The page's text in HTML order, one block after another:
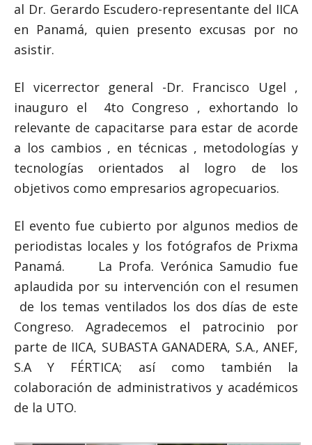
al Dr. Gerardo Escudero-representante del IICA
en Panamá, quien presento excusas por no
asistir.
El vicerrector general -Dr. Francisco Ugel ,
inauguro el 4to Congreso , exhortando lo
relevante de capacitarse para estar de acorde
a los cambios , en técnicas , metodologías y
tecnologías orientados al logro de los
objetivos como empresarios agropecuarios.
El evento fue cubierto por algunos medios de
periodistas locales y los fotógrafos de Prixma
Panamá. La Profa. Verónica Samudio fue
aplaudida por su intervención con el resumen
de los temas ventilados los dos días de este
Congreso. Agradecemos el patrocinio por
parte de IICA, SUBASTA GANADERA, S.A., ANEF,
S.A Y FÉRTICA; así como también la
colaboración de administrativos y académicos
de la UTO.